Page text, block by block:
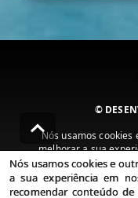
©
Nós usamos
melhorar a sua
publicidade e
nossos serviços, você
Nós usamos cookies e
a sua experiência em
recomendar conteúdo